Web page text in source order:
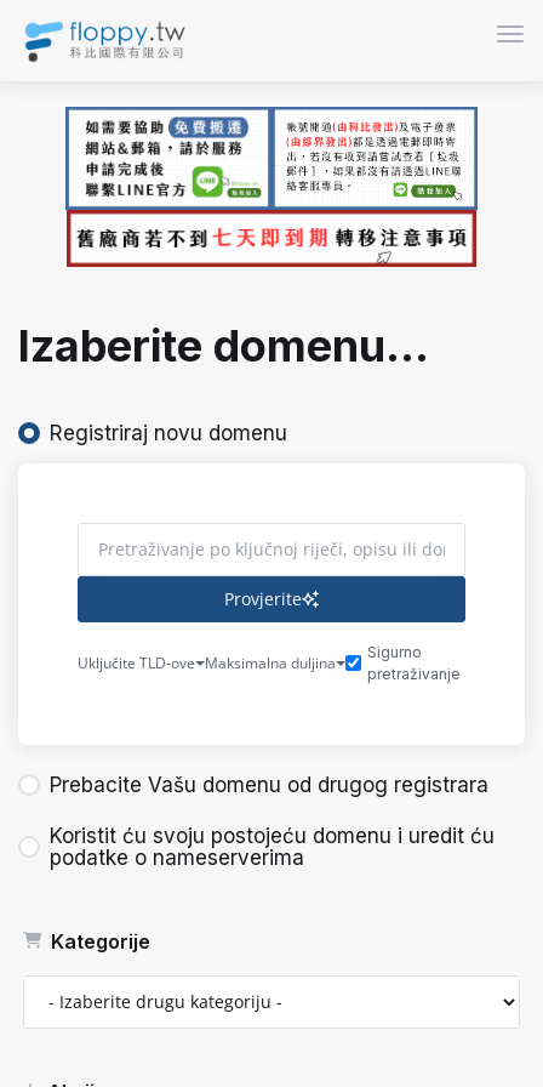
Izaberite domenu...
Kategorije
Registriraj novu domenu
Provjerite
Uključite TLD-ove Maksimalna duljina
Sigurno
pretraživanje
Prebacite Vašu domenu od drugog registrara
Koristit ću svoju postojeću domenu i uredit ću
podatke o nameserverima